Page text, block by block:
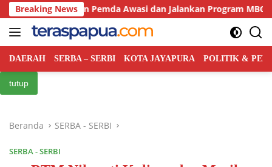
Langsung
ke
konten
Breaking News
Libatkan Pemda Awasi dan Jalankan Program MBG di Daerah
DAERAH SERBA – SERBI KOTA JAYAPURA POLITIK &
tutup
Beranda SERBA - SERBI
SERBA - SERBI